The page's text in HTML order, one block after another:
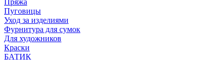
Пряжа
Пуговицы
Уход за изделиями
Фурнитура для сумок
Для художников
Краски
БАТИК